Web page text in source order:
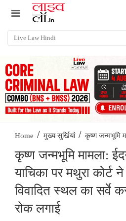
Home / मुख्य सुर्खियां / कृष्ण जन्मभूमि
कृष्ण जन्मभूमि मामला:
याचिका पर मथुरा कोर्ट
विवादित स्थल का सर्वे
रोक लगाई